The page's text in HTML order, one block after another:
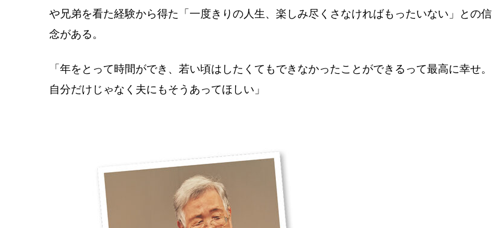
や兄弟を看た経験から得た「一度きりの人生、楽しみ尽くさなければもったいない」との信
念がある。
「年をとって時間ができ、若い頃はしたくてもできなかったことができるって最高に幸せ。
自分だけじゃなく夫にもそうあってほしい」